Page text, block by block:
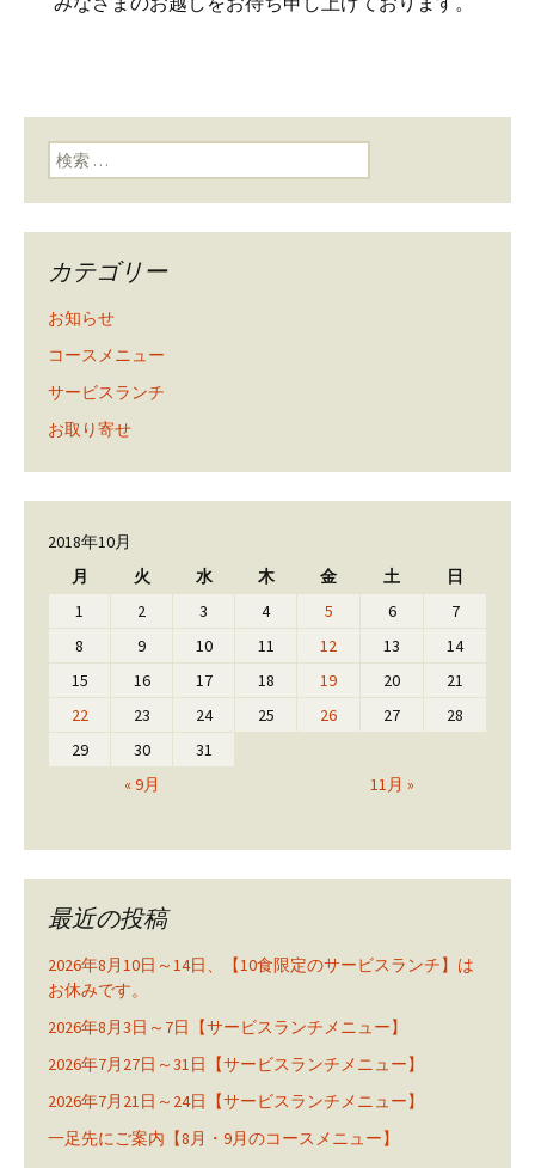
検索:
カテゴリー
お知らせ
コースメニュー
サービスランチ
お取り寄せ
2018年10月
月
火 水 木 金 土 日
« 9月 11月 »
1 2 3 4 5 6
7
8
9 10 11 12 13
14
15
16 17 18 19 20
21
22
23 24 25 26 27
28
29
30 31
最近の投稿
2026年8月10日～14日、【10食限定のサービスランチ】は
お休みです。
2026年8月3日～7日【サービスランチメニュー】
2026年7月27日～31日【サービスランチメニュー】
2026年7月21日～24日【サービスランチメニュー】
一足先にご案内【8月・9月のコースメニュー】